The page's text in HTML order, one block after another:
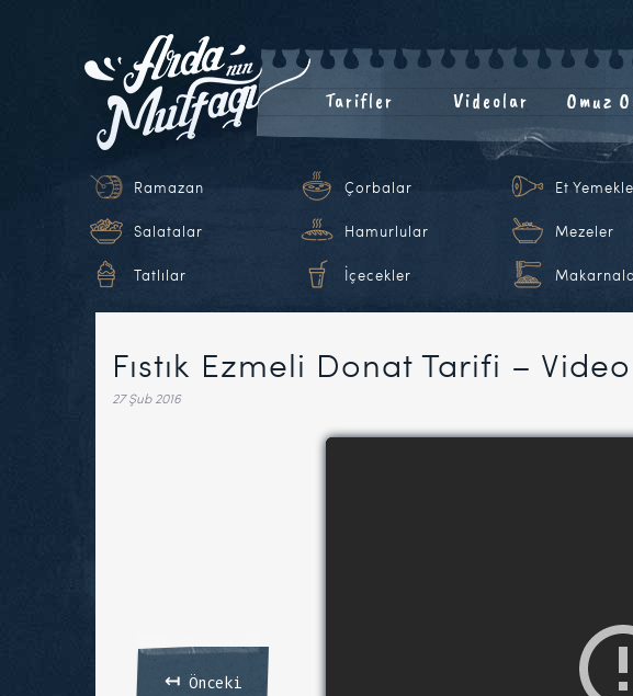
Tarifler Videolar Omuz
Ramazan Çorbalar Et
Salatalar Hamurlular Mezeler
Tatlılar İçecekler
Fıstık Ezmeli Donat Tarifi – Video
27 Şub 2016
↤Önceki